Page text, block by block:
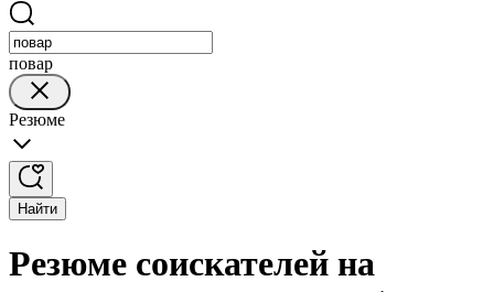
повар
Резюме
Найти
Резюме соискателей на